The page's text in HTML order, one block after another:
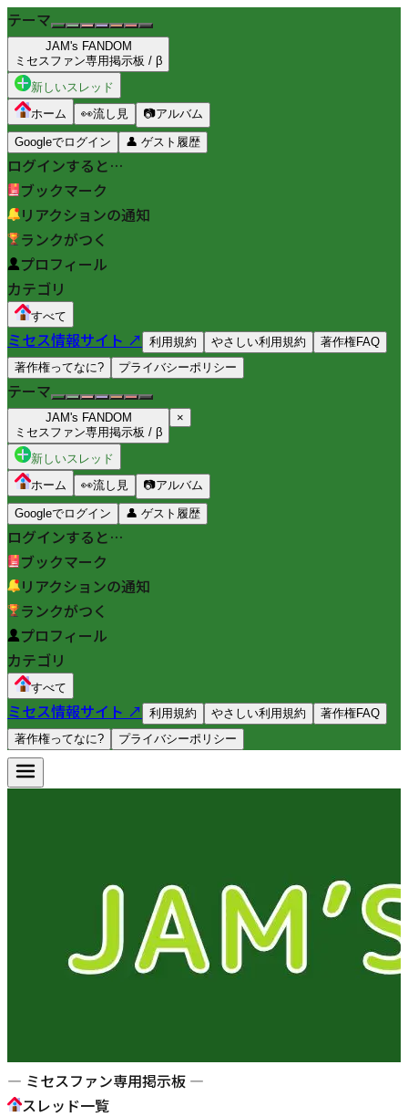
テーマ
JAM's FANDOM
ミセスファン専用掲示板 / β
新しいスレッド
ホーム
👀流し見 📷アルバム
Googleでログイン 👤 ゲスト履歴
ログインすると…
ブックマーク
リアクションの通知
ランクがつく
プロフィール
カテゴリ
すべて
ミセス情報サイト ↗ 利用規約 やさしい利用規約
著作権FAQ
著作権ってなに?
プライバシーポリシー
テーマ
JAM's FANDOM
ミセスファン専用掲示板 / β
×
新しいスレッド
ホーム
👀流し見 📷アルバム
Googleでログイン 👤 ゲスト履歴
ログインすると…
ブックマーク
リアクションの通知
ランクがつく
プロフィール
カテゴリ
すべて
ミセス情報サイト ↗ 利用規約 やさしい利用規約
著作権FAQ
著作権ってなに?
プライバシーポリシー
— ミセスファン専用掲示板 —
スレッド一覧